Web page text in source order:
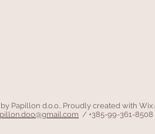
Papillon d.o.o.. Proudly created with
/ +385-99-361-8508